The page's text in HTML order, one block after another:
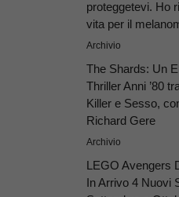
proteggetevi. Ho
vita per il
Archivio
The Shards: Un
Thriller Anni ’80
Killer e Sesso,
Richard Gere
Archivio
LEGO Avengers
In Arrivo 4 Nuovi